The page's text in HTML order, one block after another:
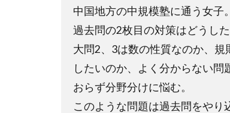
中国地方の中規模塾に通う女子。
過去問の2枚目の対策はどうした
大問2、 3は数の性質なのか、
したいのか、よく分からない
おらず分野分けに悩む。
このような問題は過去問をやり